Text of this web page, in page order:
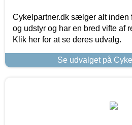
Cykelpartner.dk sælger alt inden
og udstyr og har en bred vifte af
Klik her for at se deres udvalg.
Se udvalget på